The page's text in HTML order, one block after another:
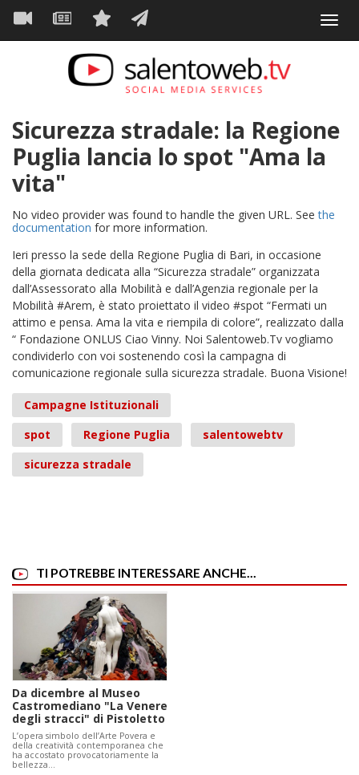
Salta
contenuto
Navigazione
principale
Sicurezza stradale: la Regione
Puglia lancia lo spot "Ama la
vita"
No video provider was found to handle the given URL. Seethe
documentation for more information.
Ieri presso la sede della Regione Puglia di Bari, in occasione
della giornata dedicata alla “Sicurezza stradale” organizzata
dall’Assessorato alla Mobilità e dall’Agenzia regionale per la
Mobilità #Arem, è stato proiettato il video #spot “Fermati un
attimo e pensa. Ama la vita e riempila di colore”, realizzato dalla
“ Fondazione ONLUS Ciao Vinny. Noi Salentoweb.Tv vogliamo
condividerlo con voi sostenendo così la campagna di
comunicazione regionale sulla sicurezza stradale. Buona Visione!
Campagne Istituzionali
spot
Regione Puglia
salentowebtv
sicurezza stradale
TI POTREBBE INTERESSARE ANCHE...
Da dicembre al Museo
Castromediano "La Venere
degli stracci" di Pistoletto
L’opera simbolo dell’Arte Povera e
della creatività contemporanea che
ha accostato provocatoriamente la
bellezza…